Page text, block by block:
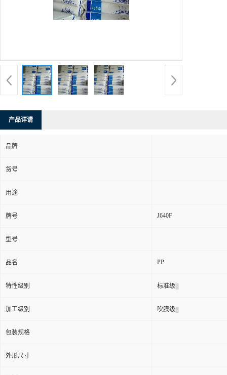
产品详请
品牌
货号
用途
牌号 J640F
型号
品名 PP
特性级别 标准级|||
加工级别 吹膜级|||
包装规格
外形尺寸